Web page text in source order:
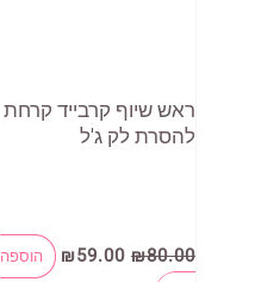
ראש שיוף קרבייד קרחת
להסרת לק ג'ל
₪80.00
המחיר
המקורי
₪59.00
המחיר
הנוכחי
הוספה